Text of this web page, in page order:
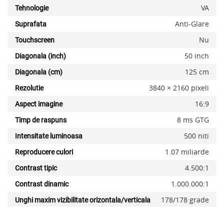
Tehnologie VA
Suprafata Anti-Glare
Touchscreen Nu
Diagonala (inch) 50 inch
Diagonala (cm) 125 cm
Rezolutie 3840 × 2160 pixeli
Aspect imagine 16:9
Timp de raspuns 8 ms GTG
Intensitate luminoasa 500 niti
Reproducere culori 1.07 miliarde
Contrast tipic 4.500:1
Contrast dinamic 1.000.000:1
Unghi maxim vizibilitate orizontala/verticala 178/178 grade